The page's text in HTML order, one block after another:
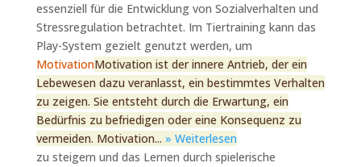
essenziell für die Entwicklung von Sozialverhalten und
Stressregulation betrachtet. Im Tiertraining kann das
Play-System gezielt genutzt werden, um
MotivationMotivation ist der innere Antrieb, der ein
Lebewesen dazu veranlasst, ein bestimmtes Verhalten
zu zeigen. Sie entsteht durch die Erwartung, ein
Bedürfnis zu befriedigen oder eine Konsequenz zu
vermeiden. Motivation... » Weiterlesen
zu steigern und das Lernen durch spielerische